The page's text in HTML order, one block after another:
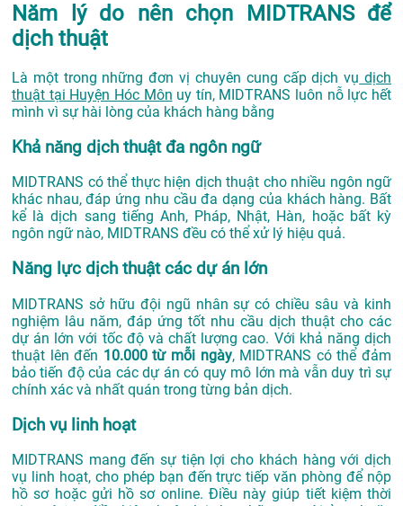
Năm lý do nên chọn MIDTRANS để
dịch thuật
Là một trong những đơn vị chuyên cung cấp dịch vụ dịch
thuật tại Huyện Hóc Môn uy tín, MIDTRANS luôn nỗ lực hết
mình vì sự hài lòng của khách hàng bằng
Khả năng dịch thuật đa ngôn ngữ
MIDTRANS có thể thực hiện dịch thuật cho nhiều ngôn ngữ
khác nhau, đáp ứng nhu cầu đa dạng của khách hàng. Bất
kể là dịch sang tiếng Anh, Pháp, Nhật, Hàn, hoặc bất kỳ
ngôn ngữ nào, MIDTRANS đều có thể xử lý hiệu quả.
Năng lực dịch thuật các dự án lớn
MIDTRANS sở hữu đội ngũ nhân sự có chiều sâu và kinh
nghiệm lâu năm, đáp ứng tốt nhu cầu dịch thuật cho các
dự án lớn với tốc độ và chất lượng cao. Với khả năng dịch
thuật lên đến 10.000 từ mỗi ngày, MIDTRANS có thể đảm
bảo tiến độ của các dự án có quy mô lớn mà vẫn duy trì sự
chính xác và nhất quán trong từng bản dịch.
Dịch vụ linh hoạt
MIDTRANS mang đến sự tiện lợi cho khách hàng với dịch
vụ linh hoạt, cho phép bạn đến trực tiếp văn phòng để nộp
hồ sơ hoặc gửi hồ sơ online. Điều này giúp tiết kiệm thời